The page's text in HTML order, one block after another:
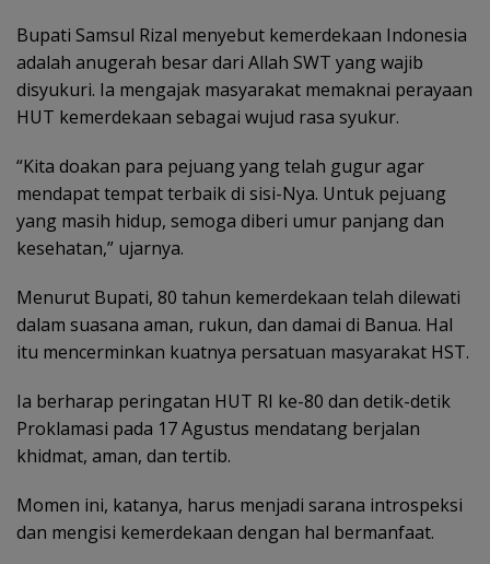
Bupati Samsul Rizal menyebut kemerdekaan Indonesia
adalah anugerah besar dari Allah SWT yang wajib
disyukuri. Ia mengajak masyarakat memaknai perayaan
HUT kemerdekaan sebagai wujud rasa syukur.
“Kita doakan para pejuang yang telah gugur agar
mendapat tempat terbaik di sisi-Nya. Untuk pejuang
yang masih hidup, semoga diberi umur panjang dan
kesehatan,” ujarnya.
Menurut Bupati, 80 tahun kemerdekaan telah dilewati
dalam suasana aman, rukun, dan damai di Banua. Hal
itu mencerminkan kuatnya persatuan masyarakat HST.
Ia berharap peringatan HUT RI ke-80 dan detik-detik
Proklamasi pada 17 Agustus mendatang berjalan
khidmat, aman, dan tertib.
Momen ini, katanya, harus menjadi sarana introspeksi
dan mengisi kemerdekaan dengan hal bermanfaat.